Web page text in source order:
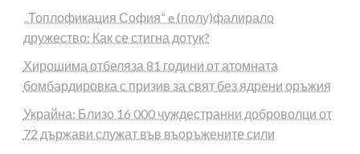
„Топлофикация София“ e (полу)фалирало
дружество: Как се стигна дотук?
Хирошима отбеляза 81 години от атомната
бомбардировка с призив за свят без ядрени оръжия
Украйна: Близо 16 000 чуждестранни доброволци от
72 държави служат във въоръжените сили